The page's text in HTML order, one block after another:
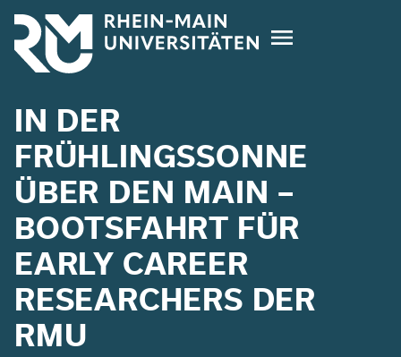
Direkt
zum
Inhalt
IN DER
FRÜHLINGSSONNE
ÜBER DEN MAIN –
BOOTSFAHRT FÜR
EARLY CAREER
RESEARCHERS DER
RMU